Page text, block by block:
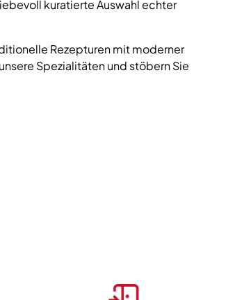
kuratierte Auswahl echter
Rezepturen mit moderner
Spezialitäten und stöbern Sie